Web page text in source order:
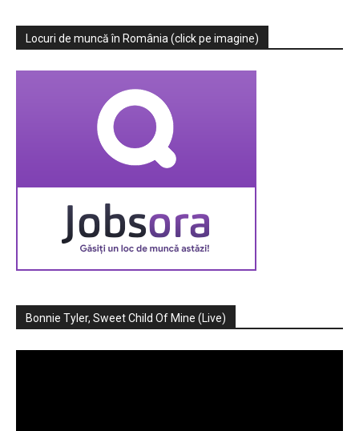
Locuri de muncă în România (click pe imagine)
Bonnie Tyler, Sweet Child Of Mine (Live)